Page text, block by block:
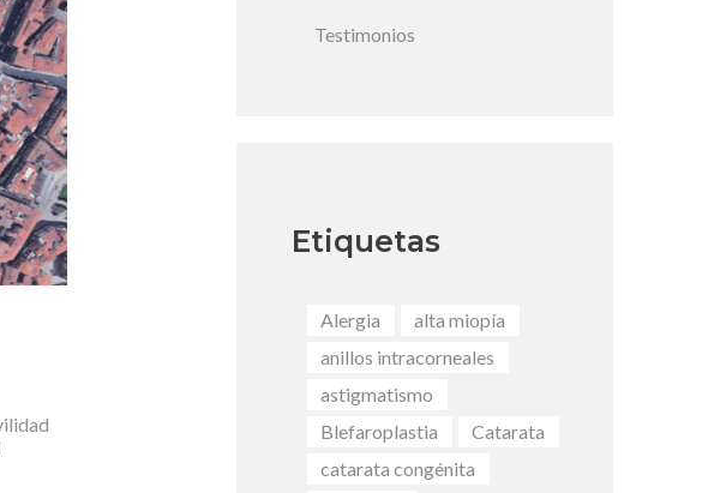
Testimonios
Etiquetas
Alergia
alta miopía
anillos intracorneales
astigmatismo
Blefaroplastia
Catarata
catarata congénita